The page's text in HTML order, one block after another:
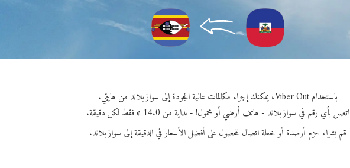
باستخدام Viber Out، يمكنك إجراء مكالمات عالية الجودة إلى سوازيلاند من هايتي.
اتصل بأي رقم في سوازيلاند - هاتف أرضي أو محمول! - بداية من 14.0 ¢ فقط لكل دقيقة.
قم بشراء حزم أرصدة أو خطة اتصال للحصول على أفضل الأسعار في الدقيقة إلى سوازيلاند.